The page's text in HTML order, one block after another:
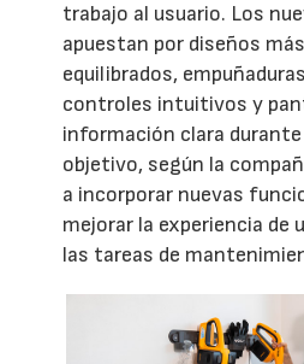
trabajo al usuario. Los
apuestan por diseños
equilibrados,
controles intuitivos y
información clara durante
objetivo, según la
a incorporar nuevas
mejorar la experiencia de
las tareas de